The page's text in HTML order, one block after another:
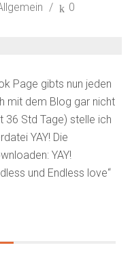
0
Page gibts nun jeden
mit dem Blog gar nicht
36 Std Tage) stelle ich
YAY! Die
YAY!
und Endless love“